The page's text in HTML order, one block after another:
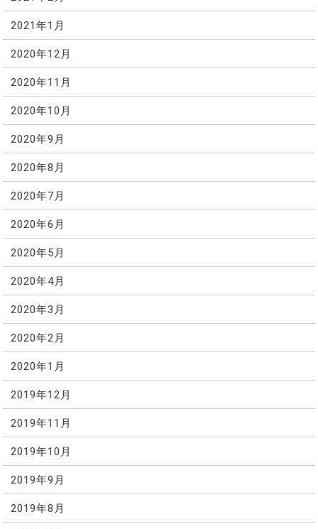
2021年1月
2020年12月
2020年11月
2020年10月
2020年9月
2020年8月
2020年7月
2020年6月
2020年5月
2020年4月
2020年3月
2020年2月
2020年1月
2019年12月
2019年11月
2019年10月
2019年9月
2019年8月